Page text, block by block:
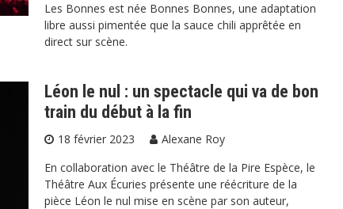
Les Bonnes est née Bonnes Bonnes, une adaptation
libre aussi pimentée que la sauce chili apprêtée en
direct sur scène.
Léon le nul : un spectacle qui va de bon
train du début à la fin
18 février 2023
Alexane Roy
En collaboration avec le Théâtre de la Pire Espèce, le
Théâtre Aux Écuries présente une réécriture de la
pièce Léon le nul mise en scène par son auteur,